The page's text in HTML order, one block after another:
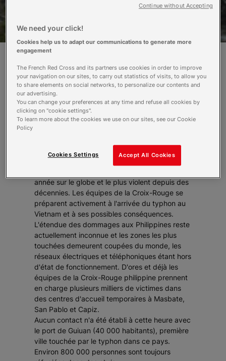
Le passage aux Philippines du typhon
Haiyan aurait fait environ 10 000 morts
et 2000 disparus selon la Croix-Rouge
philippine. Le typhon a ensuite touché
terre au Vietnam.
et des vagues de trois mètres de haut au cours
de son passage aux Philippines, Haiyan est le
année sur le globe et le plus violent depuis des
décennies. Les équipes de la Croix-Rouge se
préparent activement à l'arrivée du typhon au
Vietnam et à ses possibles conséquences.
L'étendue des dommages aux Philippines reste
actuellement inconnue et les zones les plus
touchées demeurent coupées du monde, les
réseaux électriques et téléphoniques étant hors
d'état de fonctionnement. D'ores et déjà les
équipes de la Croix-Rouge philippine prennent
en charge plusieurs milliers de victimes dans
des centres d'accueil temporaires à Masbate,
San Pablo et Capiz.
Aucun contact n'a été établi à cette heure avec
le port de Guiuan (40 000 habitants), première
ville touchée par le typhon dans ce pays.
Environ 800 000 personnes sont toujours
We need your click!
Cookies help us to adapt our communications to generate more
engagement
The French Red Cross and its partners use cookies in order to improve
your navigation on our sites, to carry out statistics of visits, to allow you
to share elements on social networks, to personalize our contents and
our advertising.
You can change your preferences at any time and refuse all cookies by
clicking on "cookie settings".
To learn more about the cookies we use on our sites, see our Cookie
Policy
Accept All Cookies
Cookies Settings
Continue without Accepting